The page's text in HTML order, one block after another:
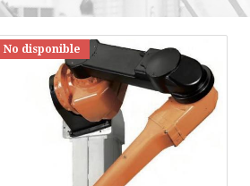
No disponible